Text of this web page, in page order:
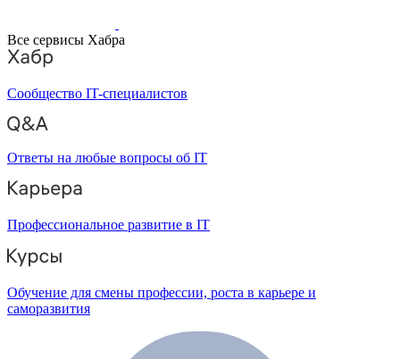
Все сервисы Хабра
Сообщество IT-специалистов
Ответы на любые вопросы об IT
Профессиональное развитие в IT
Обучение для смены профессии, роста в карьере и
саморазвития